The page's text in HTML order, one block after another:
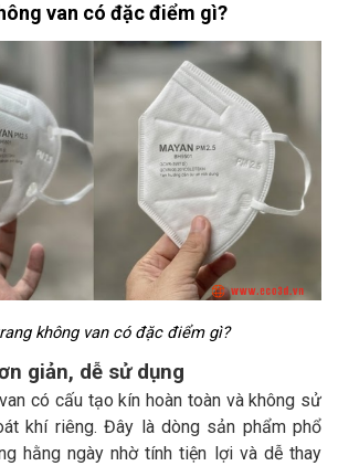
van có đặc điểm gì?
không van có đặc điểm gì?
giản, dễ sử dụng
có cấu tạo kín hoàn toàn và không sử
khí riêng. Đây là dòng sản phẩm phổ
hằng ngày nhờ tính tiện lợi và dễ thay